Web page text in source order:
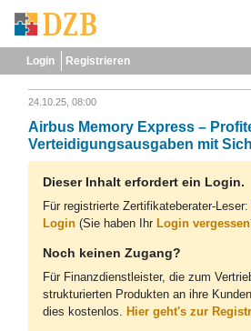
Login Registrieren
24.10.25, 08:00
Airbus Memory Express –
Verteidigungsausgaben mit
Dieser Inhalt erfordert ein Login.
Für registrierte Zertifikateberater-Leser:
Login (Sie haben Ihr Login vergessen
Noch keinen Zugang?
Für Finanzdienstleister, die zum
strukturierten Produkten an ihre
dies kostenlos. Hier geht's zur